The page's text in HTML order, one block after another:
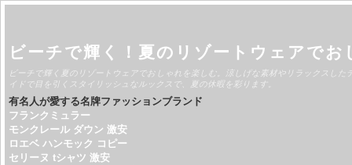
ビーチで輝く！夏のリゾートウェアでお
ビーチで輝く夏のリゾートウェアでおしゃれを楽しむ。涼しげな素材やリラックスし
イドで目を引くスタイリッシュなルックスで、夏の休暇を彩ります。
有名人が愛する名牌ファッションブランド
フランクミュラー
モンクレール ダウン 激安
ロエベ ハンモック コピー
セリーヌ tシャツ 激安